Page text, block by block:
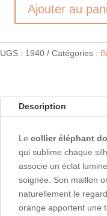
quantité
Collier
ELEFANTA
Ajouter au
UGS : 1940 Catégories :
Description
Le collier éléphant
qui sublime chaque
associe un éclat
soignée. Son maillon
naturellement le
orange apportent une